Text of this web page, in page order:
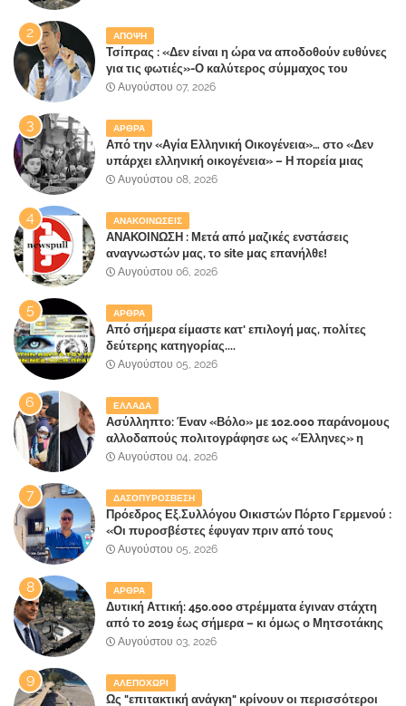
ΑΠΟΨΗ
Τσίπρας : «Δεν είναι η ώρα να αποδοθούν ευθύνες
για τις φωτιές»-Ο καλύτερος σύμμαχος του
Μητσοτάκη
Αυγούστου 07, 2026
ΑΡΘΡΑ
Από την «Αγία Ελληνική Οικογένεια»… στο «Δεν
υπάρχει ελληνική οικογένεια» – Η πορεία μιας
κοινωνίας που κινδυνεύει να ξεχάσει ποια είναι
Αυγούστου 08, 2026
ΑΝΑΚΟΙΝΩΣΕΙΣ
ΑΝΑΚΟΙΝΩΣΗ : Μετά από μαζικές ενστάσεις
αναγνωστών μας, το site μας επανήλθε!
Αυγούστου 06, 2026
ΑΡΘΡΑ
Από σήμερα είμαστε κατ' επιλογή μας, πολίτες
δεύτερης κατηγορίας....
Αυγούστου 05, 2026
ΕΛΛΑΔΑ
Ασύλληπτο: Έναν «Βόλο» με 102.000 παράνομους
αλλοδαπούς πολιτογράφησε ως «Έλληνες» η
κυβέρνηση!
Αυγούστου 04, 2026
ΔΑΣΟΠΥΡΟΣΒΕΣΗ
Πρόεδρος Εξ.Συλλόγου Οικιστών Πόρτο Γερμενού :
«Οι πυροσβέστες έφυγαν πριν από τους
κατοίκους»
Αυγούστου 05, 2026
ΑΡΘΡΑ
Δυτική Αττική: 450.000 στρέμματα έγιναν στάχτη
από το 2019 έως σήμερα – κι όμως ο Μητσοτάκης
έλαβε 40% και 45% στις εκλογές του 2023,ενώ 50%
Αυγούστου 03, 2026
ΑΛΕΠΟΧΩΡΙ
Ως "επιτακτική ανάγκη" κρίνουν οι περισσότεροι